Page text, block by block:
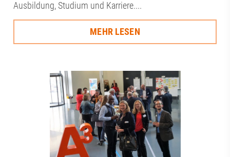
Ausbildung, Studium und Karriere....
MEHR LESEN